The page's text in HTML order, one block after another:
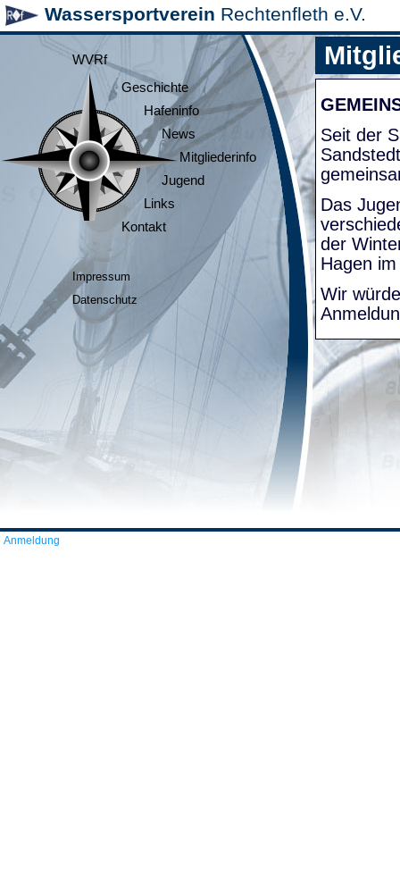
Wassersportverein Rechtenfleth e.V.
WVRf
Geschichte
Hafeninfo
News
Mitgliederinfo
Jugend
Links
Kontakt
Impressum
Datenschutz
Seit der
Das
der
Hagen
Wir
Anmeldung